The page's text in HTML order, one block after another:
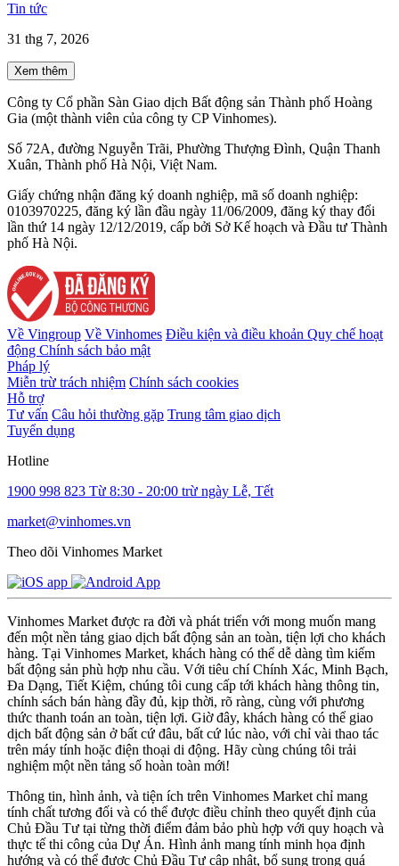
Tin tức
31 thg 7, 2026
Xem thêm
Công ty Cổ phần Sàn Giao dịch Bất động sản Thành phố Hoàng
Gia (một thành viên của công ty CP Vinhomes).
Số 72A, đường Nguyễn Trãi, Phường Thượng Đình, Quận Thanh
Xuân, Thành phố Hà Nội, Việt Nam.
Giấy chứng nhận đăng ký doanh nghiệp, mã số doanh nghiệp:
0103970225, đăng ký lần đầu ngày 11/06/2009, đăng ký thay đổi
lần thứ 14 ngày 12/12/2019, cấp bởi Sở Kế hoạch và Đầu tư Thành
phố Hà Nội.
Về Vingroup Về Vinhomes Điều kiện và điều khoản Quy chế hoạt
động Chính sách bảo mật
Pháp lý
Miễn trừ trách nhiệm Chính sách cookies
Hỗ trợ
Tư vấn Câu hỏi thường gặp Trung tâm giao dịch
Tuyển dụng
Hotline
1900 998 823 Từ 8:30 - 20:00 trừ ngày Lễ, Tết
market@vinhomes.vn
Theo dõi Vinhomes Market
Vinhomes Market được ra đời và phát triển với mong muốn mang
đến một nền tảng giao dịch bất động sản an toàn, tiện lợi cho khách
hàng. Tại Vinhomes Market, khách hàng có thể dễ dàng tìm kiếm
bất động sản phù hợp nhu cầu. Với tiêu chí Chính Xác, Minh Bạch,
Đa Dạng, Tiết Kiệm, chúng tôi cung cấp tới khách hàng thông tin,
chính sách bán hàng đầy đủ, kịp thời, rõ ràng, cùng với phương
thức thanh toán an toàn, tiện lợi. Giờ đây, khách hàng có thể giao
dịch bất động sản ở bất cứ đâu, bất cứ lúc nào, với chỉ vài thao tác
trên máy tính hoặc điện thoại di động. Hãy cùng chúng tôi trải
nghiệm một nền tảng số hoàn toàn mới!
Thông tin, hình ảnh, và tiện ích trên Vinhomes Market chỉ mang
tính chất tương đối và có thể được điều chỉnh theo quyết định của
Chủ Đầu Tư tại từng thời điểm đảm bảo phù hợp với quy hoạch và
thực tế thi công của Dự Án. Hình ảnh mang tính minh họa định
hướng và có thể được Chủ Đầu Tư cập nhật, bổ sung trong quá